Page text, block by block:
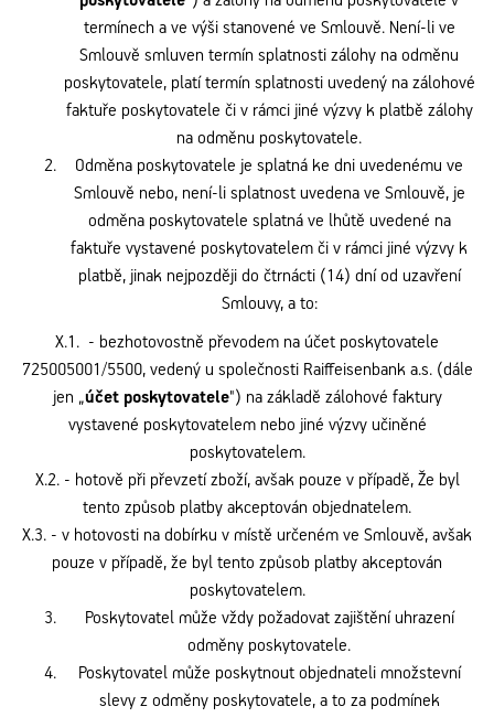
termínech a ve výši stanovené ve Smlouvě. Není-­li ve
Smlouvě smluven termín splatnosti zálohy na odměnu
poskytovatele, platí termín splatnosti uvedený na zálohové
faktuře poskytovatele či v rámci jiné výzvy k platbě zálohy
na odměnu poskytovatele.
Odměna poskytovatele je splatná ke dni uvedenému ve
Smlouvě nebo, není-li splatnost uvedena ve Smlouvě, je
odměna poskytovatele splatná ve lhůtě uvedené na
faktuře vystavené poskytovatelem či v rámci jiné výzvy k
platbě, jinak nejpozději do čtrnácti (14) dní od uzavření
Smlouvy, a to:
X.1. - bezhotovostně převodem na účet poskytovatele
725005001/5500, vedený u společnosti Raiffeisenbank a.s. (dále
jen „účet poskytovatele") na základě zálohové faktury
vystavené poskytovatelem nebo jiné výzvy učiněné
poskytovatelem.
X.2. - hotově při převzetí zboží, avšak pouze v případě, Že byl
tento způsob platby akceptován objednatelem.
X.3. - v hotovosti na dobírku v místě určeném ve Smlouvě, avšak
pouze v případě, že byl tento způsob platby akceptován
poskytovatelem.
Poskytovatel může vždy požadovat zajištění uhrazení
odměny poskytovatele.
Poskytovatel může poskytnout objednateli množstevní
slevy z odměny poskytovatele, a to za podmínek